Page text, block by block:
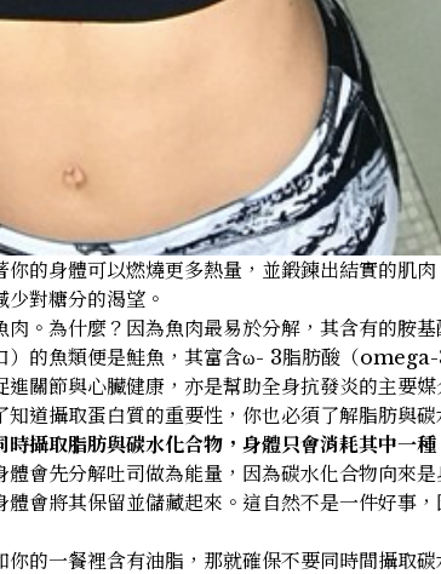
的身體可以燃燒更多熱量，並鍛鍊出結實的肌
對糖分的渴望。
。為什麼？因為魚肉最易於分解，其含有的胺
）的魚類便是鮭魚，其富含ω- 3脂肪酸（
關節與心臟健康，亦是幫助全身抗發炎的主要媒
道攝取蛋白質的重要性，你也必須了解脂肪與
時攝取脂肪與碳水化合物，身體只會消耗其中一種
會先分解吐司做為能量，因為碳水化合物向來
會將其保留並儲藏起來。這自然不是一件好事
的一餐裡含有油脂，那就確保不要同時間攝取